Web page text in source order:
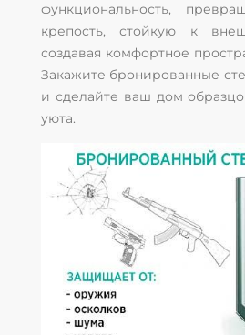
функциональность,
крепость, стойкую к
создавая комфортное
Закажите бронированные
и сделайте ваш дом
уюта.